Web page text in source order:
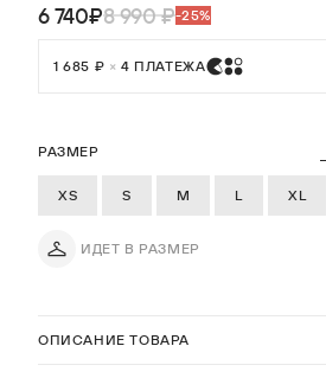
ОПИСАНИЕ ТОВАРА
РАЗМЕР
XS S M L XL
ИДЕТ В РАЗМЕР
6 740₽8 990 ₽-25%
1 685 ₽ × 4 ПЛАТЕЖА